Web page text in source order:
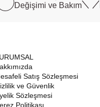
Değişimi ve Bakım
Satış Sözleşmesi
ve Güvenlik
Sözleşmesi
Politikası